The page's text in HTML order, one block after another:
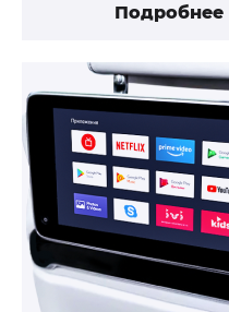
Подробнее